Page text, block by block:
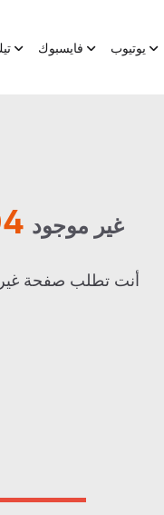
فايسبوك يوتيوب
غير موجود
أنت تطلب صفحة